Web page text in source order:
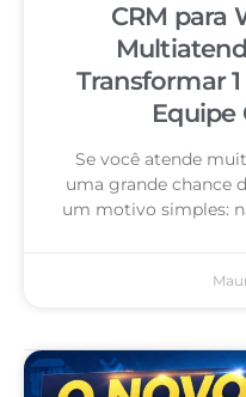
CRM para
Transformar
Equipe
Se você atende
uma grande chance
um motivo simples: